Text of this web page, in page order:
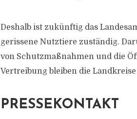
Deshalb ist zukünftig das
gerissene Nutztiere zuständig.
von Schutzmaßnahmen und die
Vertreibung bleiben die
PRESSEKONTAKT